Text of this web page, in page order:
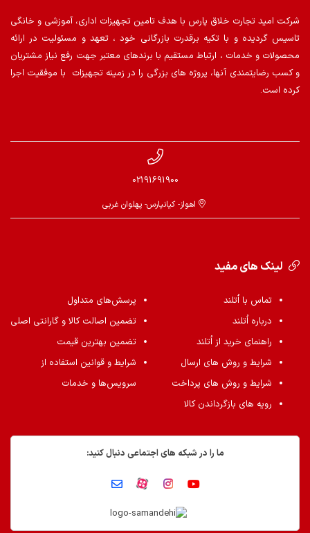
شرکت امید تجارت خلاق پارس با هدف تامین تجهیزات اداری، آموزشی و خانگی
تاسیس گردیده و با تکیه برقدرت بازرگانی خود ، تعهد و مسئولیت در ارائه
محصولات و خدمات ، ارتباط مستقیم با برندهای معتبر جهت رفع نیاز مشتریان
و کسب رضایتمندی آنها، پروژه های بزرگی را در زمینه تجهیزات با موفقیت اجرا
کرده است.
02191691900
اهواز- کیانپارس- پهلوان غربی
لینک های مفید
تماس با اُتلند
درباره اُتلند
راهنمای خرید از اُتلند
شرایط و روش های ارسال
شرایط و روش های پرداخت
رویه های بازگرداندن کالا
پرسش‌های متداول
تضمین اصالت کالا و گارانتی اصلی
تضمین بهترین قیمت
شرایط و قوانین استفاده از
سرویس‌ها و خدمات
ما را در شبکه های اجتماعی دنبال کنید: